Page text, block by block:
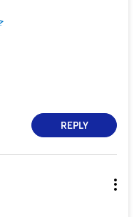
REPLY